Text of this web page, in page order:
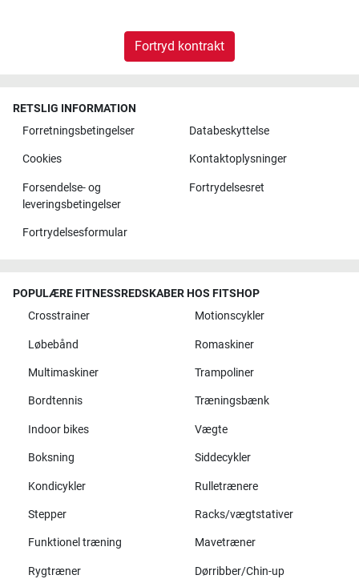
Fortryd kontrakt
RETSLIG INFORMATION
Forretningsbetingelser
Databeskyttelse
Cookies Kontaktoplysninger
Forsendelse- og
leveringsbetingelser
Fortrydelsesret
Fortrydelsesformular
POPULÆRE FITNESSREDSKABER HOS FITSHOP
Crosstrainer
Motionscykler
Løbebånd Romaskiner
Multimaskiner Trampoliner
Bordtennis Træningsbænk
Indoor bikes Vægte
Boksning Siddecykler
Kondicykler Rulletrænere
Stepper Racks/vægtstativer
Funktionel træning Mavetræner
Rygtræner Dørribber/Chin-up